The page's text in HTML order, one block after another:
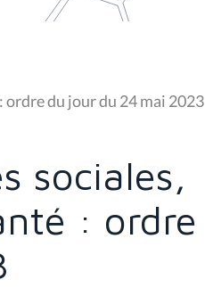
ordre du jour du 24 mai 2023
sociales,
: ordre